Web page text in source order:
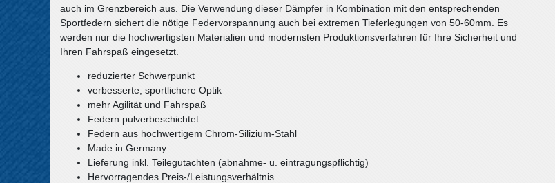
auch im Grenzbereich aus. Die Verwendung dieser Dämpfer in Kombination mit den entsprechenden
Sportfedern sichert die nötige Federvorspannung auch bei extremen Tieferlegungen von 50-60mm. Es
werden nur die hochwertigsten Materialien und modernsten Produktionsverfahren für Ihre Sicherheit und
Ihren Fahrspaß eingesetzt.
reduzierter Schwerpunkt
verbesserte, sportlichere Optik
mehr Agilität und Fahrspaß
Federn pulverbeschichtet
Federn aus hochwertigem Chrom-Silizium-Stahl
Made in Germany
Lieferung inkl. Teilegutachten (abnahme- u. eintragungspflichtig)
Hervorragendes Preis-/Leistungsverhältnis